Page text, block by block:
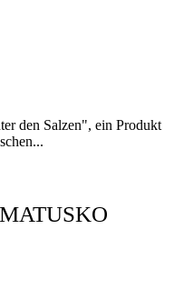
den Salzen", ein Produkt